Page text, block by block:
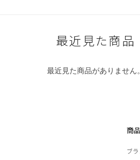
最近見た商品
最近見た商品がありません。
商
ブ